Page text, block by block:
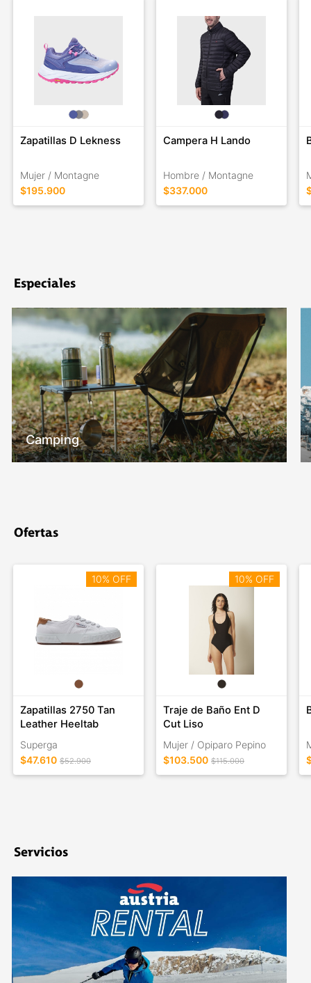
Zapatillas D Lekness
Mujer / Montagne
$195.900
Campera H Lando
Hombre / Montagne
$337.000
Especiales
Camping
Ofertas
10% OFF
Zapatillas 2750 Tan
Leather Heeltab
Superga
$47.610 $52.900
10% OFF
Traje de Baño Ent D
Cut Liso
Mujer / Opiparo Pepino
$103.500 $115.000
Servicios